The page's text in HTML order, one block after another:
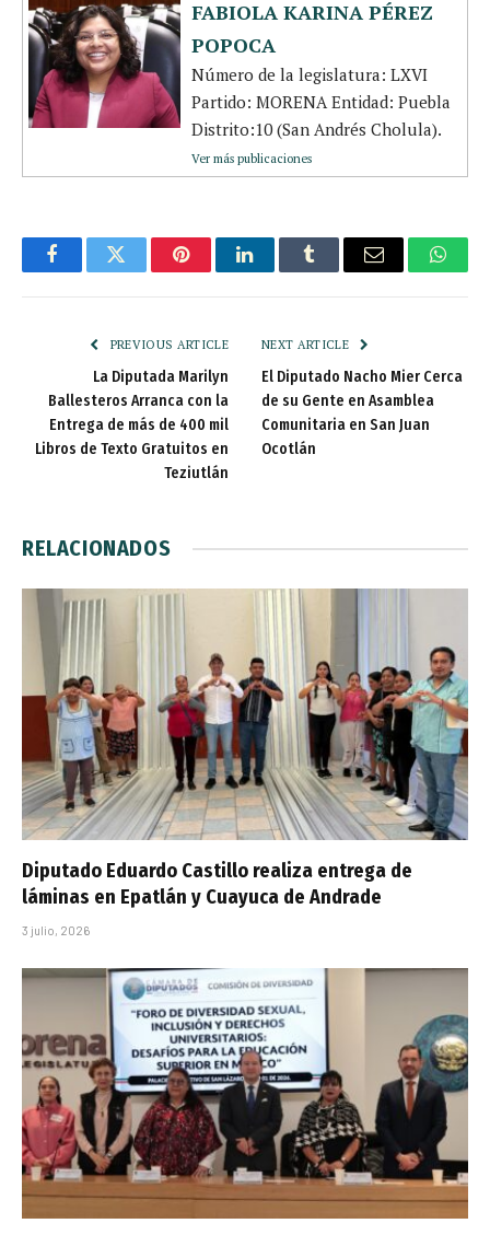
FABIOLA KARINA PÉREZ
POPOCA
Número de la legislatura: LXVI
Partido: MORENA Entidad: Puebla
Distrito:10 (San Andrés Cholula).
Ver más publicaciones
FacebookTwitter PinterestLinkedInTumblr Email
PREVIOUS ARTICLE
La Diputada Marilyn
Ballesteros Arranca con la
Entrega de más de 400 mil
Libros de Texto Gratuitos en
Teziutlán
NEXT ARTICLE
El Diputado Nacho Mier Cerca
de su Gente en Asamblea
Comunitaria en San Juan
Ocotlán
RELACIONADOS
Diputado Eduardo Castillo realiza entrega de
láminas en Epatlán y Cuayuca de Andrade
3 julio, 2026